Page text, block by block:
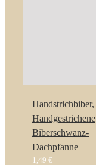
Handstrichbiber,
Handgestrichene
Biberschwanz-
Dachpfanne
1,49 €